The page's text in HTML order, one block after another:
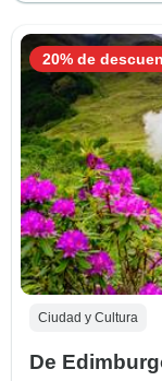
Ciudad y Cultura
De
20% de